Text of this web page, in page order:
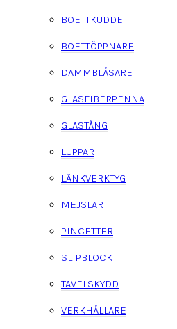
BOETTKUDDE
BOETTÖPPNARE
DAMMBLÅSARE
GLASFIBERPENNA
GLASTÅNG
LUPPAR
LÄNKVERKTYG
MEJSLAR
PINCETTER
SLIPBLOCK
TAVELSKYDD
VERKHÅLLARE